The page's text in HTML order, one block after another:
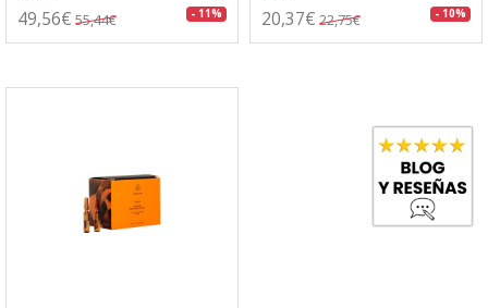
49,56€ 55,44€ - 11% 20,37€ 22,75€ - 10%